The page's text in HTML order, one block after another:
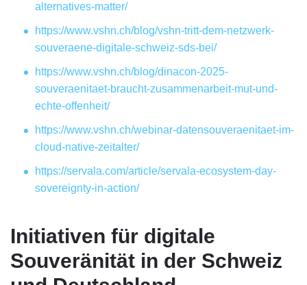
alternatives-matter/
https://www.vshn.ch/blog/vshn-tritt-dem-netzwerk-
souveraene-digitale-schweiz-sds-bei/
https://www.vshn.ch/blog/dinacon-2025-
souveraenitaet-braucht-zusammenarbeit-mut-und-
echte-offenheit/
https://www.vshn.ch/webinar-datensouveraenitaet-im-
cloud-native-zeitalter/
https://servala.com/article/servala-ecosystem-day-
sovereignty-in-action/
Initiativen für digitale
Souveränität in der Schweiz